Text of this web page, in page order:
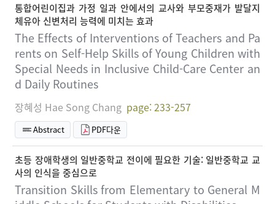
통합어린이집과 가정 일과 안에서의 교사와 부모중재가 발달지
체유아 신변처리 능력에 미치는 효과
The Effects of Interventions of Teachers and Pa
rents on Self-Help Skills of Young Children with
Special Needs in Inclusive Child-Care Center an
d Daily Routines
장혜성 Hae Song Chang page: 233-257
Abstract PDF다운
초등 장애학생의 일반중학교 전이에 필요한 기술: 일반중학교 교
사의 인식을 중심으로
Transition Skills from Elementary to General M